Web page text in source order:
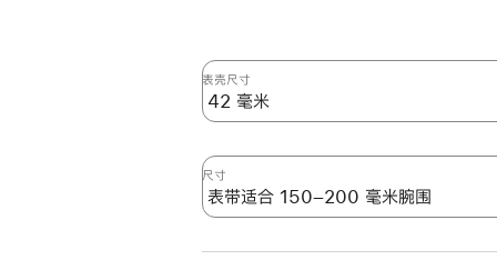
表壳尺寸
尺寸